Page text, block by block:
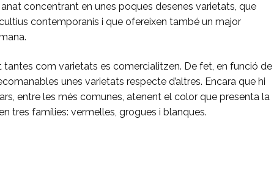
concentrant en unes poques desenes varietats, que
contemporanis i que ofereixen també un major
tantes com varietats es comercialitzen. De fet, en funció de
unes varietats respecte d’altres. Encara que hi
entre les més comunes, atenent el color que presenta la
tres famílies: vermelles, grogues i blanques.